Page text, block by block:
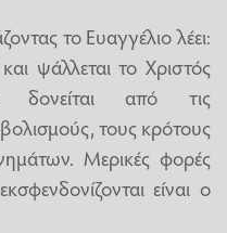
το Ευαγγέλιο λέει:
ψάλλεται το Χριστός
δονείται από τις
τους κρότους
Μερικές φορές
είναι ο